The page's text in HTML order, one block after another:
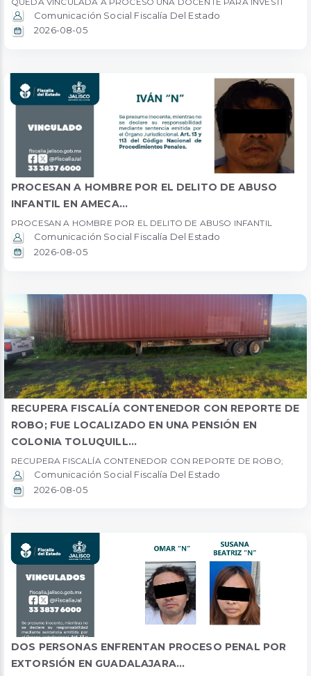
Comunicación Social Fiscalía Del Estado
2026-08-05
PROCESAN A HOMBRE POR EL DELITO DE ABUSO
INFANTIL EN AMECA...
PROCESAN A HOMBRE POR EL DELITO DE ABUSO INFANTIL
Comunicación Social Fiscalía Del Estado
2026-08-05
RECUPERA FISCALÍA CONTENEDOR CON REPORTE DE
ROBO; FUE LOCALIZADO EN UNA PENSIÓN EN
COLONIA TOLUQUILL...
RECUPERA FISCALÍA CONTENEDOR CON REPORTE DE ROBO;
Comunicación Social Fiscalía Del Estado
2026-08-05
DOS PERSONAS ENFRENTAN PROCESO PENAL POR
EXTORSIÓN EN GUADALAJARA...